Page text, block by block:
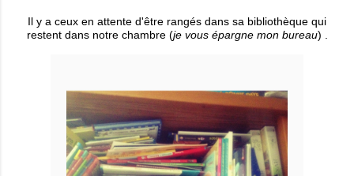
Il y a ceux en attente d'être rangés dans sa bibliothèque qui
restent dans notre chambre (je vous épargne mon bureau) .